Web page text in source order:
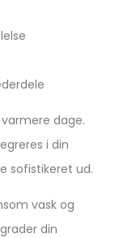
dage.
i din
sofistikeret ud.
vask og
din